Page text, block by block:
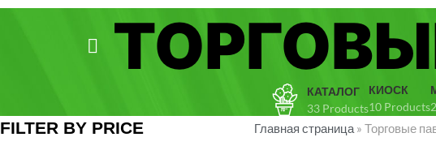
КАТАЛОГ
33 Products
КИОСК
10 Products
FILTER BY PRICE Главная страница» Торговые